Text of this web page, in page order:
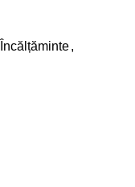
Încălțăminte,